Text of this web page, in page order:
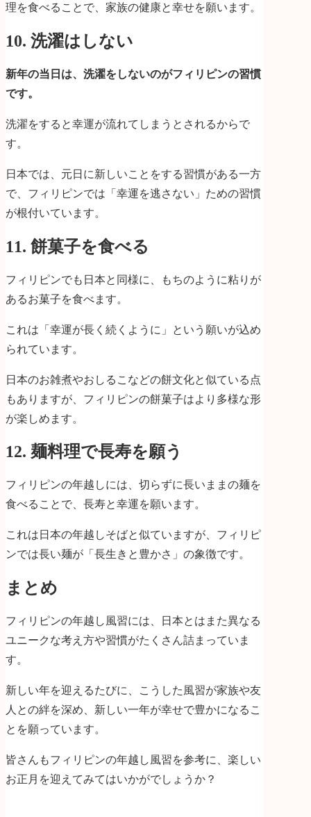
理を食べることで、家族の健康と幸せを願います。
10. 洗濯はしない
新年の当日は、洗濯をしないのがフィリピンの習慣
です。
洗濯をすると幸運が流れてしまうとされるからで
す。
日本では、元日に新しいことをする習慣がある一方
で、フィリピンでは「幸運を逃さない」ための習慣
が根付いています。
11. 餅菓子を食べる
フィリピンでも日本と同様に、もちのように粘りが
あるお菓子を食べます。
これは「幸運が長く続くように」という願いが込め
られています。
日本のお雑煮やおしるこなどの餅文化と似ている点
もありますが、フィリピンの餅菓子はより多様な形
が楽しめます。
12. 麺料理で長寿を願う
フィリピンの年越しには、切らずに長いままの麺を
食べることで、長寿と幸運を願います。
これは日本の年越しそばと似ていますが、フィリピ
ンでは長い麺が「長生きと豊かさ」の象徴です。
まとめ
フィリピンの年越し風習には、日本とはまた異なる
ユニークな考え方や習慣がたくさん詰まっていま
す。
新しい年を迎えるたびに、こうした風習が家族や友
人との絆を深め、新しい一年が幸せで豊かになるこ
とを願っています。
皆さんもフィリピンの年越し風習を参考に、楽しい
お正月を迎えてみてはいかがでしょうか？